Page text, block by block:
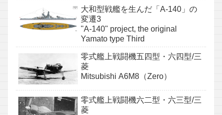
大和型戦艦を生んだ「A-140」の
変遷3
"A-140" project, the original
Yamato type Third
零式艦上戦闘機五四型・六四型/三
菱
Mitsubishi A6M8（Zero）
零式艦上戦闘機六二型・六三型/三
菱